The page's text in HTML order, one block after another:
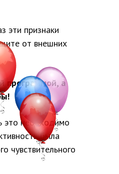
эти признаки
от внешних
программой, а
это необходимо
была
чувствительного